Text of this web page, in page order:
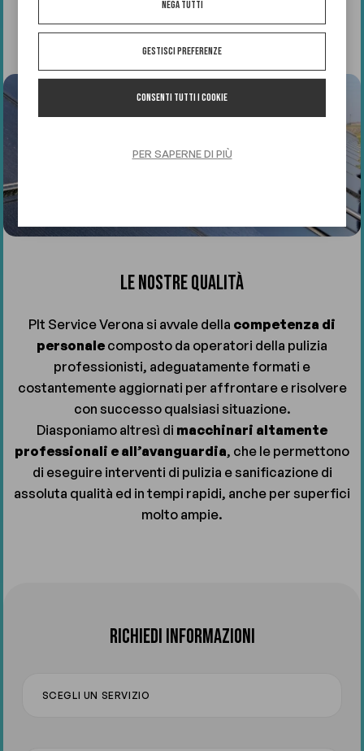
LE NOSTRE QUALITÀ
Plt Service Verona si avvale della competenza di
personalecomposto da operatori della pulizia
professionisti, adeguatamente formati e
costantemente aggiornati per affrontare e risolvere
con successo qualsiasi situazione.
Diasponiamo altresì di macchinari altamente
professionali e all’avanguardia, che le permettono
di eseguire interventi di pulizia e sanificazione di
assoluta qualità ed in tempi rapidi, anche per superfici
molto ampie.
RICHIEDI INFORMAZIONI
Nega tutti
Gestisci preferenze
Consenti tutti i cookie
PER SAPERNE DI PIÙ